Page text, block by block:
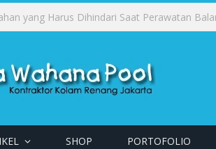
SHOP PORTOFOLIO